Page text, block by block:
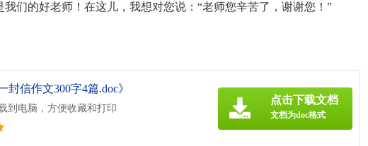
们的好老师！在这儿，我想对您说：“老师您辛苦了，谢谢您！”
封信作文300字4篇.doc》
到电脑，方便收藏和打印
点击下载文档
文档为doc格式